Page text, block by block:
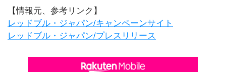
【情報元、参考リンク】
レッドブル・ジャパン/キャンペーンサイト
レッドブル・ジャパン/プレスリリース